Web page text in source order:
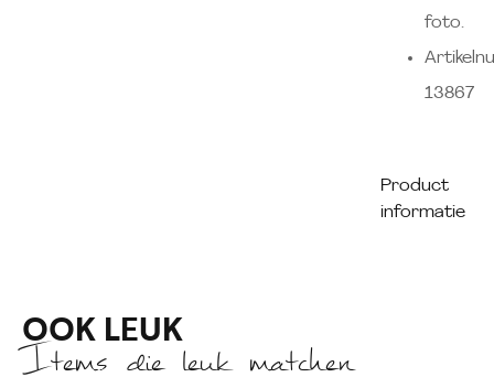
Product
informatie
foto.
13867
OOK LEUK
Items die leuk matchen